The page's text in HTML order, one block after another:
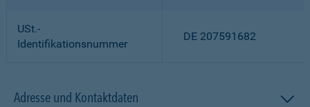
USt.-
Identifikationsnummer
DE 207591682
Adresse und Kontaktdaten